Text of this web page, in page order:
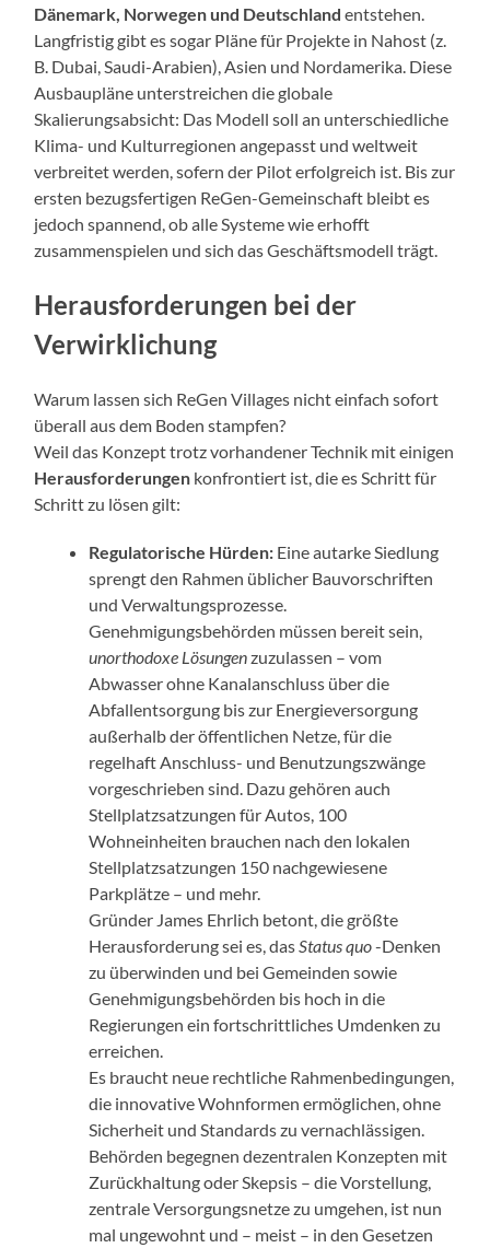
Dänemark, Norwegen und Deutschland entstehen.
Langfristig gibt es sogar Pläne für Projekte in Nahost (z.
B. Dubai, Saudi-Arabien), Asien und Nordamerika. Diese
Ausbaupläne unterstreichen die globale
Skalierungsabsicht: Das Modell soll an unterschiedliche
Klima- und Kulturregionen angepasst und weltweit
verbreitet werden, sofern der Pilot erfolgreich ist. Bis zur
ersten bezugsfertigen ReGen-Gemeinschaft bleibt es
jedoch spannend, ob alle Systeme wie erhofft
zusammenspielen und sich das Geschäftsmodell trägt.
Herausforderungen bei der
Verwirklichung
Warum lassen sich ReGen Villages nicht einfach sofort
überall aus dem Boden stampfen?
Weil das Konzept trotz vorhandener Technik mit einigen
Herausforderungen konfrontiert ist, die es Schritt für
Schritt zu lösen gilt:
Regulatorische Hürden: Eine autarke Siedlung
sprengt den Rahmen üblicher Bauvorschriften
und Verwaltungsprozesse.
Genehmigungsbehörden müssen bereit sein,
unorthodoxe Lösungenzuzulassen – vom
Abwasser ohne Kanalanschluss über die
Abfallentsorgung bis zur Energieversorgung
außerhalb der öffentlichen Netze, für die
regelhaft Anschluss- und Benutzungszwänge
vorgeschrieben sind. Dazu gehören auch
Stellplatzsatzungen für Autos, 100
Wohneinheiten brauchen nach den lokalen
Stellplatzsatzungen 150 nachgewiesene
Parkplätze – und mehr.
Gründer James Ehrlich betont, die größte
Herausforderung sei es, dasStatus quo-Denken
zu überwinden und bei Gemeinden sowie
Genehmigungsbehörden bis hoch in die
Regierungen ein fortschrittliches Umdenken zu
erreichen.
Es braucht neue rechtliche Rahmenbedingungen,
die innovative Wohnformen ermöglichen, ohne
Sicherheit und Standards zu vernachlässigen.
Behörden begegnen dezentralen Konzepten mit
Zurückhaltung oder Skepsis – die Vorstellung,
zentrale Versorgungsnetze zu umgehen, ist nun
mal ungewohnt und – meist – in den Gesetzen